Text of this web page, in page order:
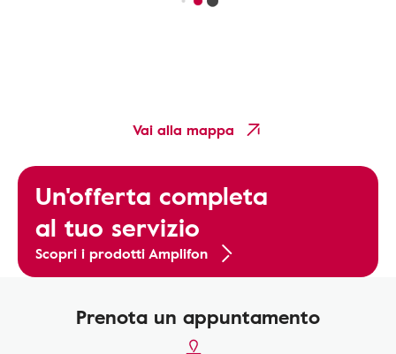
Vai alla mappa
Un'offerta completa
al tuo servizio
Scopri i prodotti Amplifon
Prenota un appuntamento